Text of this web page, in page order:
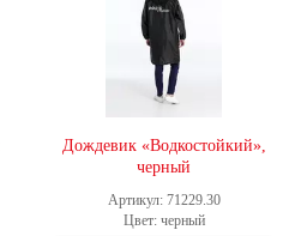
Дождевик «Водкостойкий»,
черный
Артикул: 71229.30
Цвет: черный